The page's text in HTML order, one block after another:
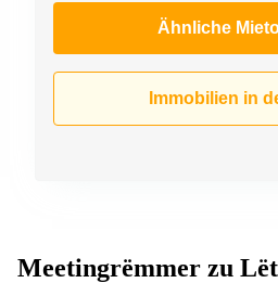
Ähnliche
Immobilien in
Meetingrëmmer zu